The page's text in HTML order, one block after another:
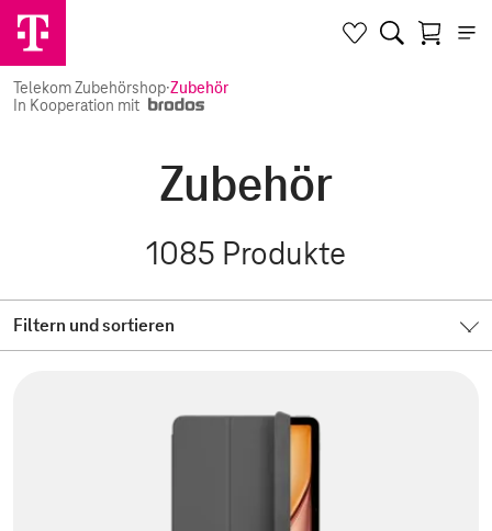
Telekom Zubehörshop·Zubehör
In Kooperation mit
Zubehör
1085 Produkte
Filtern und sortieren